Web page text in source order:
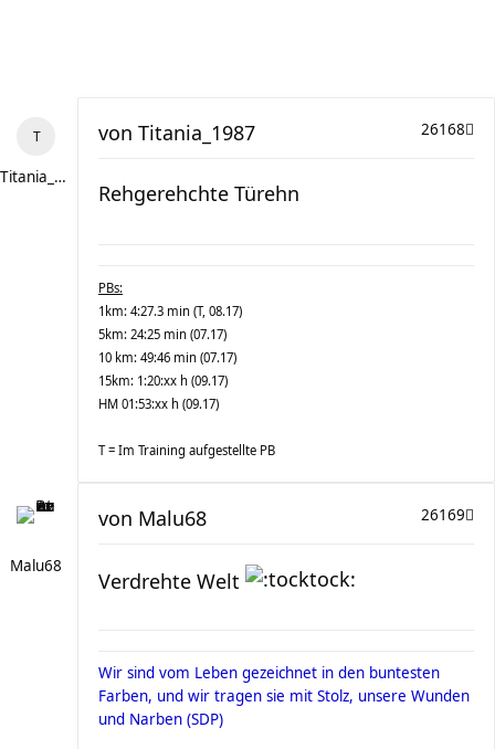
Titania_1987
26168
von Titania_1987
Rehgerehchte Türehn
PBs:
1km: 4:27.3 min (T, 08.17)
5km: 24:25 min (07.17)
10 km: 49:46 min (07.17)
15km: 1:20:xx h (09.17)
HM 01:53:xx h (09.17)
T = Im Training aufgestellte PB
Malu68
26169
von Malu68
Verdrehte Welt
Wir sind vom Leben gezeichnet in den buntesten
Farben, und wir tragen sie mit Stolz, unsere Wunden
und Narben (SDP)